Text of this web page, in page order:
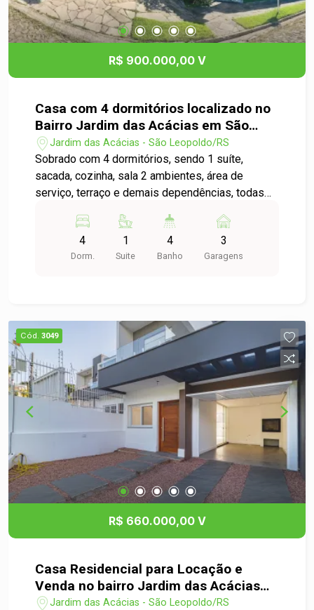
R$ 900.000,00 V
Casa com 4 dormitórios localizado no
Bairro Jardim das Acácias em São
Leopoldo
Jardim das Acácias - São Leopoldo/RS
Sobrado com 4 dormitórios, sendo 1 suíte,
sacada, cozinha, sala 2 ambientes, área de
serviço, terraço e demais dependências, todas
terreno e bem localizado proporcinando fácil
acesso ao centro da cidade. Liga pra gente e
saiba tudo do seu novo lar!
4
Dorm.
1
Suite
4
Banho
3
Garagens
Cód. 3049
R$ 660.000,00 V
Casa Residencial para Locação e
Venda no bairro Jardim das Acácias
em São Leopoldo
Jardim das Acácias - São Leopoldo/RS